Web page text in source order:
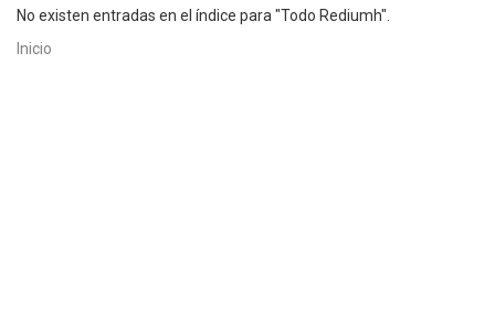
No existen entradas en el índice para "Todo Rediumh".
Inicio